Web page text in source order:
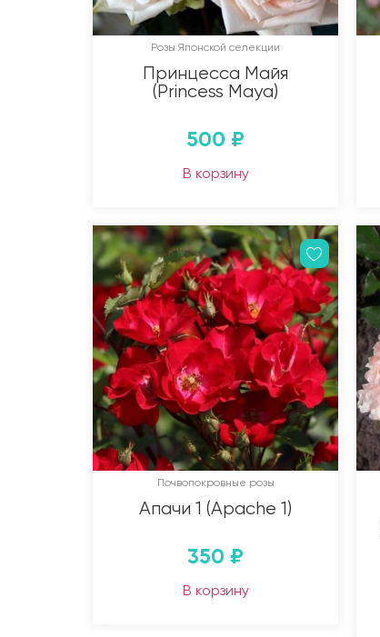
Розы Японской селекции
Принцесса Майя
(Princess Maya)
500 ₽
В корзину
Почвопокровные розы
Апачи 1 (Apache 1)
350 ₽
В корзину